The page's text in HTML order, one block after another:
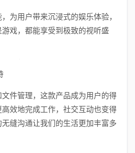
为用户带来沉浸式的娱乐体验，
戏，都能享受到极致的视听盛
件管理，这款产品成为用户的得
效地完成工作，社交互动也变得
缝沟通让我们的生活更加丰富多